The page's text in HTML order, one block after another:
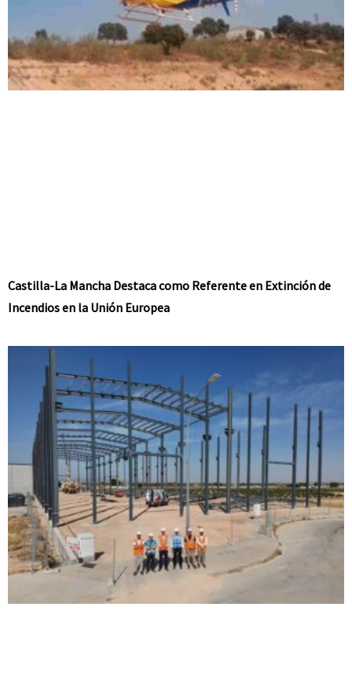
Castilla-La Mancha Destaca como Referente en Extinción de
Incendios en la Unión Europea